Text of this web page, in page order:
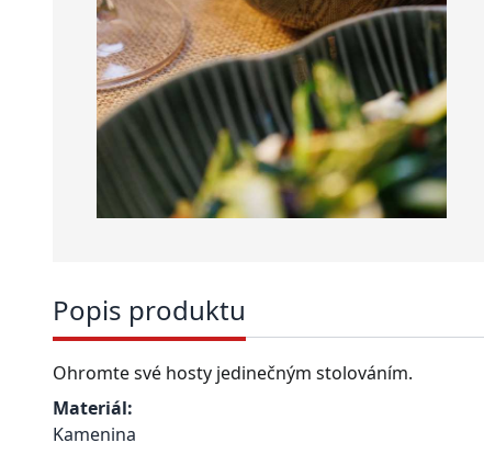
Popis produktu
Ohromte své hosty jedinečným stolováním.
Materiál:
Kamenina